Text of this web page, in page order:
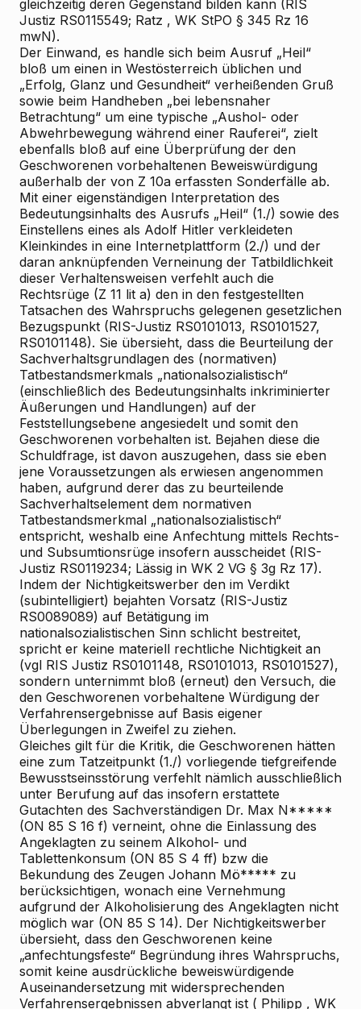
gleichzeitig deren Gegenstand bilden kann (RIS
Justiz RS0115549; Ratz , WK StPO § 345 Rz 16
mwN).
Der Einwand, es handle sich beim Ausruf „Heil“
bloß um einen in Westösterreich üblichen und
„Erfolg, Glanz und Gesundheit“ verheißenden Gruß
sowie beim Handheben „bei lebensnaher
Betrachtung“ um eine typische „Aushol- oder
Abwehrbewegung während einer Rauferei“, zielt
ebenfalls bloß auf eine Überprüfung der den
Geschworenen vorbehaltenen Beweiswürdigung
außerhalb der von Z 10a erfassten Sonderfälle ab.
Mit einer eigenständigen Interpretation des
Bedeutungsinhalts des Ausrufs „Heil“ (1./) sowie des
Einstellens eines als Adolf Hitler verkleideten
Kleinkindes in eine Internetplattform (2./) und der
daran anknüpfenden Verneinung der Tatbildlichkeit
dieser Verhaltensweisen verfehlt auch die
Rechtsrüge (Z 11 lit a) den in den festgestellten
Tatsachen des Wahrspruchs gelegenen gesetzlichen
Bezugspunkt (RIS-Justiz RS0101013, RS0101527,
RS0101148). Sie übersieht, dass die Beurteilung der
Sachverhaltsgrundlagen des (normativen)
Tatbestandsmerkmals „nationalsozialistisch“
(einschließlich des Bedeutungsinhalts inkriminierter
Äußerungen und Handlungen) auf der
Feststellungsebene angesiedelt und somit den
Geschworenen vorbehalten ist. Bejahen diese die
Schuldfrage, ist davon auszugehen, dass sie eben
jene Voraussetzungen als erwiesen angenommen
haben, aufgrund derer das zu beurteilende
Sachverhaltselement dem normativen
Tatbestandsmerkmal „nationalsozialistisch“
entspricht, weshalb eine Anfechtung mittels Rechts-
und Subsumtionsrüge insofern ausscheidet (RIS-
Justiz RS0119234; Lässig in WK 2 VG § 3g Rz 17).
Indem der Nichtigkeitswerber den im Verdikt
(subintelligiert) bejahten Vorsatz (RIS-Justiz
RS0089089) auf Betätigung im
nationalsozialistischen Sinn schlicht bestreitet,
spricht er keine materiell rechtliche Nichtigkeit an
(vgl RIS Justiz RS0101148, RS0101013, RS0101527),
sondern unternimmt bloß (erneut) den Versuch, die
den Geschworenen vorbehaltene Würdigung der
Verfahrensergebnisse auf Basis eigener
Überlegungen in Zweifel zu ziehen.
Gleiches gilt für die Kritik, die Geschworenen hätten
eine zum Tatzeitpunkt (1./) vorliegende tiefgreifende
Bewusstseinsstörung verfehlt nämlich ausschließlich
unter Berufung auf das insofern erstattete
Gutachten des Sachverständigen Dr. Max N*****
(ON 85 S 16 f) verneint, ohne die Einlassung des
Angeklagten zu seinem Alkohol- und
Tablettenkonsum (ON 85 S 4 ff) bzw die
Bekundung des Zeugen Johann Mö***** zu
berücksichtigen, wonach eine Vernehmung
aufgrund der Alkoholisierung des Angeklagten nicht
möglich war (ON 85 S 14). Der Nichtigkeitswerber
übersieht, dass den Geschworenen keine
„anfechtungsfeste“ Begründung ihres Wahrspruchs,
somit keine ausdrückliche beweiswürdigende
Auseinandersetzung mit widersprechenden
Verfahrensergebnissen abverlangt ist ( Philipp , WK